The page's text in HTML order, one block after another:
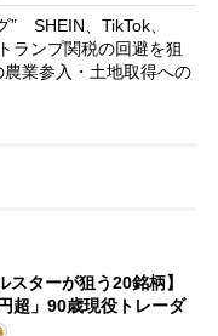
” SHEIN、TikTok、
ランプ関税の回避を狙
業参入・土地取得への
スターが狙う20銘柄】
超」90歳現役トレーダ